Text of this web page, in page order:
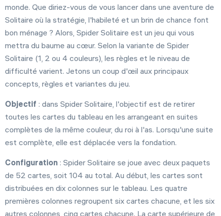
monde. Que diriez-vous de vous lancer dans une aventure de
Solitaire où la stratégie, l'habileté et un brin de chance font
bon ménage ? Alors, Spider Solitaire est un jeu qui vous
mettra du baume au cœur. Selon la variante de Spider
Solitaire (1, 2 ou 4 couleurs), les règles et le niveau de
difficulté varient. Jetons un coup d'œil aux principaux
concepts, règles et variantes du jeu.
Objectif : dans Spider Solitaire, l'objectif est de retirer
toutes les cartes du tableau en les arrangeant en suites
complètes de la même couleur, du roi à l'as. Lorsqu'une suite
est complète, elle est déplacée vers la fondation.
Configuration : Spider Solitaire se joue avec deux paquets
de 52 cartes, soit 104 au total. Au début, les cartes sont
distribuées en dix colonnes sur le tableau. Les quatre
premières colonnes regroupent six cartes chacune, et les six
autres colonnes, cinq cartes chacune. La carte supérieure de